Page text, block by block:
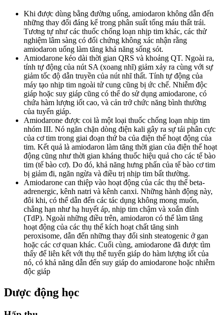
Khi được dùng bằng đường uống, amiodaron không dẫn đến
những thay đổi đáng kể trong phân suất tống máu thất trái.
Tương tự như các thuốc chống loạn nhịp tim khác, các thử
nghiệm lâm sàng có đối chứng không xác nhận rằng
amiodaron uống làm tăng khả năng sống sót.
Amiodarone kéo dài thời gian QRS và khoảng QT. Ngoài ra,
tính tự động của nút SA (xoang nhĩ) giảm xảy ra cùng với sự
giảm tốc độ dẫn truyền của nút nhĩ thất. Tính tự động của
máy tạo nhịp tim ngoài tử cung cũng bị ức chế. Nhiễm độc
giáp hoặc suy giáp cũng có thể do sử dụng amiodarone, có
chứa hàm lượng iốt cao, và cản trở chức năng bình thường
của tuyến giáp.
Amiodarone được coi là một loại thuốc chống loạn nhịp tim
nhóm III. Nó ngăn chặn dòng điện kali gây ra sự tái phân cực
của cơ tim trong giai đoạn thứ ba của điện thế hoạt động của
tim. Kết quả là amiodaron làm tăng thời gian của điện thế hoạt
động cũng như thời gian kháng thuốc hiệu quả cho các tế bào
tim (tế bào cơ). Do đó, khả năng hưng phấn của tế bào cơ tim
bị giảm đi, ngăn ngừa và điều trị nhịp tim bất thường.
Amiodarone can thiệp vào hoạt động của các thụ thể beta-
adrenergic, kênh natri và kênh canxi. Những hành động này,
đôi khi, có thể dẫn đến các tác dụng không mong muốn,
chẳng hạn như hạ huyết áp, nhịp tim chậm và xoắn đỉnh
(TdP). Ngoài những điều trên, amiodaron có thể làm tăng
hoạt động của các thụ thể kích hoạt chất tăng sinh
peroxisome, dẫn đến những thay đổi sinh steatogenic ở gan
hoặc các cơ quan khác. Cuối cùng, amiodarone đã được tìm
thấy để liên kết với thụ thể tuyến giáp do hàm lượng iốt của
nó, có khả năng dẫn đến suy giáp do amiodarone hoặc nhiễm
độc giáp
Dược động học